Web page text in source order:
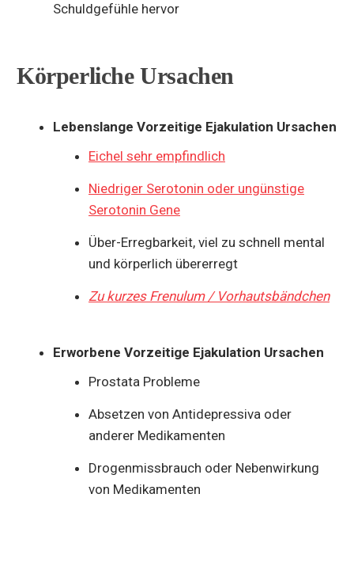
Schuldgefühle hervor
Körperliche Ursachen
Lebenslange Vorzeitige Ejakulation Ursachen
Eichel sehr empfindlich
Niedriger Serotonin oder ungünstige
Serotonin Gene
Über-Erregbarkeit, viel zu schnell mental
und körperlich übererregt
Zu kurzes Frenulum / Vorhautsbändchen
Erworbene Vorzeitige Ejakulation Ursachen
Prostata Probleme
Absetzen von Antidepressiva oder
anderer Medikamenten
Drogenmissbrauch oder Nebenwirkung
von Medikamenten